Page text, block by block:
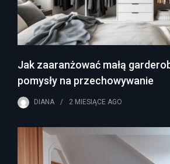
Jak zaaranżować małą
pomysły na przechowywanie
DIANA 2 MIESIĄCE AGO